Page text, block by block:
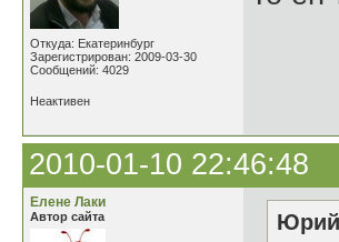
Откуда: Екатеринбург
Зарегистрирован: 2009-03-30
Сообщений: 4029
Неактивен
2010-01-10 22:46:48
Елене Лаки
Автор сайта
Юрий